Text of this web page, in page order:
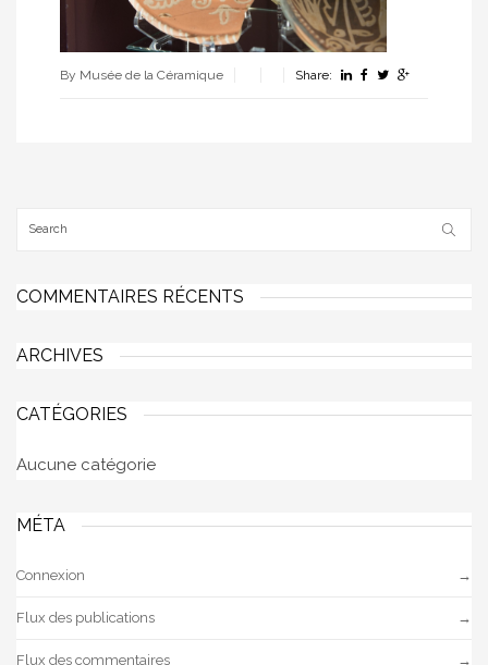
By Musée de la Céramique Share:
COMMENTAIRES RÉCENTS
ARCHIVES
CATÉGORIES
Aucune catégorie
MÉTA
Connexion
Flux des publications
Flux des commentaires